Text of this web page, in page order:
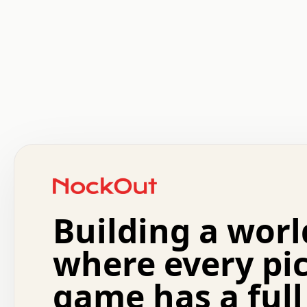
.   +   .   .   o   .   .   .   .   .   .   :   .
.   .   .   o   .   .   .   .   .   .   .   .   x   .
.   .   .   .   +   .   .   .   .   .   .   .   +
.   :   .   .   .   .   .   .   .   .   o   .   .
.   .   .   x   .   .   .   .   .   .   :   .   .   o
.   .   .   .   :   .   .   .   .   o   .   .   .
+   .   .   :   .   .   .   .   .   .   .   .   .
.   .   .   .   .   .   .   :   .   .   .   .   .
Building a
where every
game has a full